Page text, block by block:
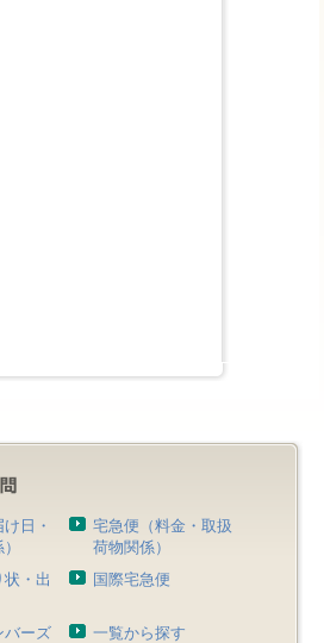
日・
宅急便（料金・取扱
荷物関係）
・出
国際宅急便
バーズ 一覧から探す